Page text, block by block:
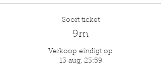
Soort ticket
9m
Verkoop eindigt op
13 aug, 23:59